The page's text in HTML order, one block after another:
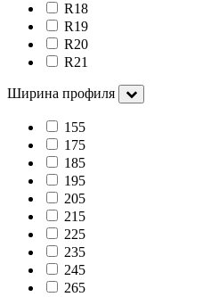
R18
R19
R20
R21
Ширина профиля
155
175
185
195
205
215
225
235
245
265